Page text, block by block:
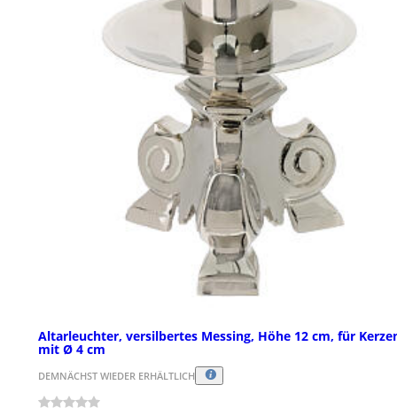
Altarleuchter, versilbertes Messing, Höhe 12 cm, für
mit Ø 4 cm
DEMNÄCHST WIEDER ERHÄLTLICH